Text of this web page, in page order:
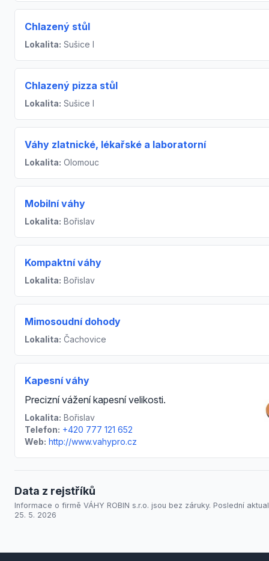
Chlazený stůl
Lokalita: Sušice I
Chlazený pizza stůl
Lokalita: Sušice I
Váhy zlatnické, lékařské a laboratorní
Lokalita: Olomouc
Mobilní váhy
Lokalita: Bořislav
Kompaktní váhy
Lokalita: Bořislav
Mimosoudní dohody
Lokalita: Čachovice
Kapesní váhy
Precizní vážení kapesní velikosti.
Lokalita: Bořislav
Telefon: +420 777 121 652
Web: http://www.vahypro.cz
Data z rejstříků
Informace o firmě VÁHY ROBIN s.r.o. jsou bez záruky. Poslední
25. 5. 2026